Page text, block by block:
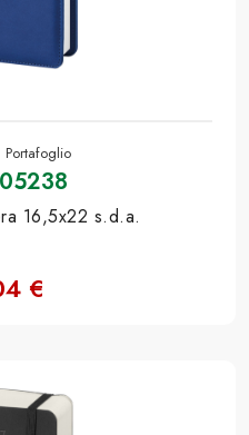
Portafoglio
16,5x22 s.d.a.
€